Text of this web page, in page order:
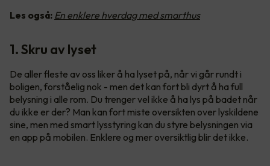
Les også: En enklere hverdag med smarthus
1. Skru av lyset
De aller fleste av oss liker å ha lyset på, når vi går rundt i
boligen, forståelig nok - men det kan fort bli dyrt å ha full
belysning i alle rom. Du trenger vel ikke å ha lys på badet når
du ikke er der? Man kan fort miste oversikten over lyskildene
sine, men med smart lysstyring kan du styre belysningen via
en app på mobilen. Enklere og mer oversiktlig blir det ikke.